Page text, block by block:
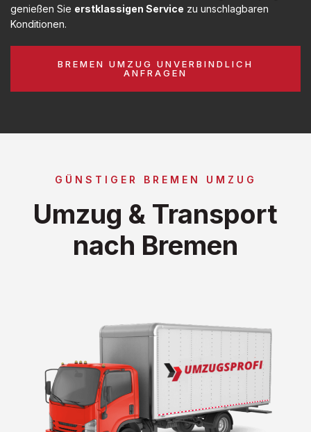
genießen Sie erstklassigen Service zu unschlagbaren
Konditionen.
BREMEN UMZUG UNVERBINDLICH
ANFRAGEN
GÜNSTIGER BREMEN UMZUG
Umzug & Transport
nach Bremen